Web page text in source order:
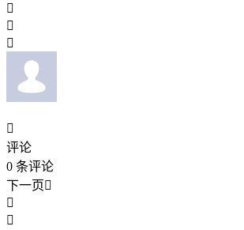




评论
0 条评论
下一页

